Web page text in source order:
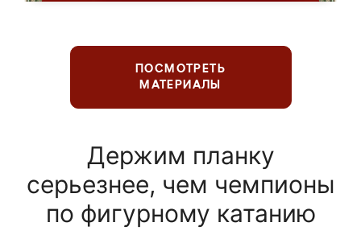
ПОСМОТРЕТЬ
МАТЕРИАЛЫ
Держим планку
серьезнее, чем чемпионы
по фигурному катанию